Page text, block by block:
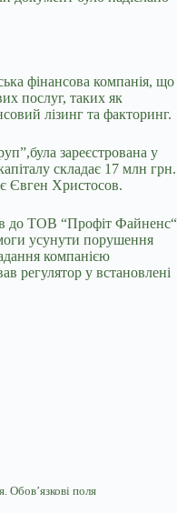
фінансова компанія, що
послуг, таких як
лізинг та факторинг.
зареєстрована у
складає 17 млн грн.
Євген Христосов.
до ТОВ “Профіт Файненс“
усунути порушення
компанією
регулятор у встановлені
Обов’язкові поля